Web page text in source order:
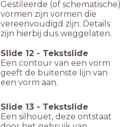
Gestileerde (of schematische)
vormen zijn vormen die
vereenvoudigd zijn. Details
zijn hierbij dus weggelaten.
Slide 12 - Tekstslide
Een contour van een vorm
geeft de buitenste lijn van
een vorm aan.
Slide 13 - Tekstslide
Een silhouet, deze ontstaat